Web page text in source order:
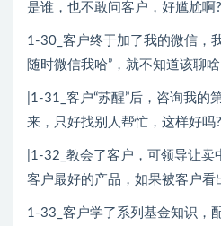
是谁，也不敢问客户，好尴尬啊?
1-30_客户终于加了我的微信，
随时微信我哈”，就不知道该聊啥
|1-31_客户“苏醒”后，咨询我的
来，只好找别人帮忙，这样好吗?
|1-32_教会了客户，可领导让
客户最好的产品，如果被客户看
1-33_客户学了系列基金知识，